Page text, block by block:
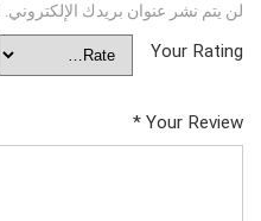
لن يتم نشر عنوان بريدك الإلكتروني.
Your Rating
Your Review
*